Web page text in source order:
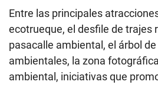
Entre las principales
ecotrueque, el desfile de trajes
pasacalle ambiental, el árbol
ambientales, la zona
ambiental, iniciativas que